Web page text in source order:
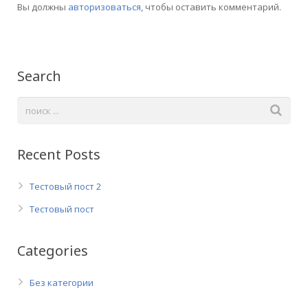
Вы должны авторизоваться, чтобы оставить комментарий.
Search
Recent Posts
Тестовый пост 2
Тестовый пост
Categories
Без категории